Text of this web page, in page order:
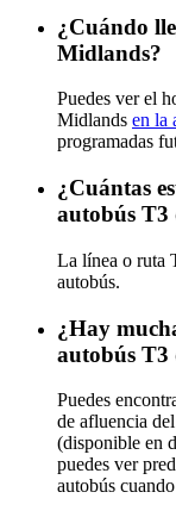
¿Cuándo
Midlands?
Puedes ver el
Midlands en la
programadas
¿Cuántas
autobús T3
La línea o ruta
autobús.
¿Hay
autobús T3
Puedes
de afluencia
(disponible en
puedes ver
autobús